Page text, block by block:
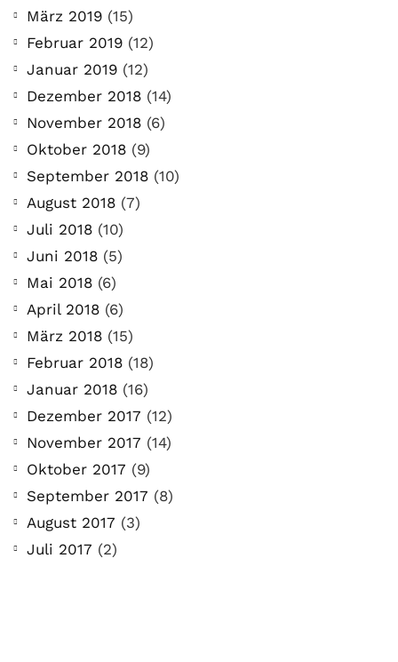
März 2019 (15)
Februar 2019 (12)
Januar 2019 (12)
Dezember 2018 (14)
November 2018 (6)
Oktober 2018 (9)
September 2018 (10)
August 2018 (7)
Juli 2018 (10)
Juni 2018 (5)
Mai 2018 (6)
April 2018 (6)
März 2018 (15)
Februar 2018 (18)
Januar 2018 (16)
Dezember 2017 (12)
November 2017 (14)
Oktober 2017 (9)
September 2017 (8)
August 2017 (3)
Juli 2017 (2)